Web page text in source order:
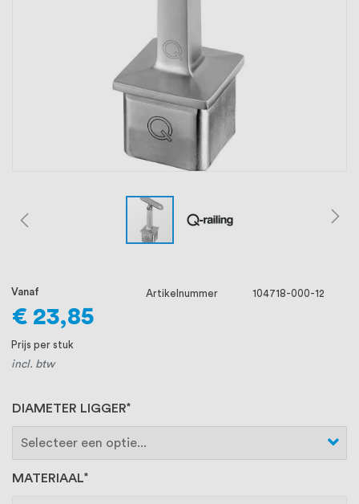
goede relatie met onze klanten het
verschil maakt.
DIAMETER LIGGER
MATERIAAL
Vanaf
€ 23,85
Prijs per stuk
incl. btw
Artikelnummer 104718-000-12